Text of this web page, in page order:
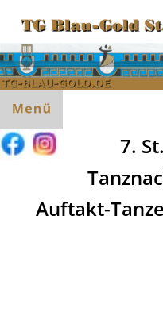
7.
Auftakt-